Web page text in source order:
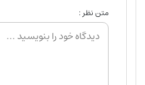
متن نظر :